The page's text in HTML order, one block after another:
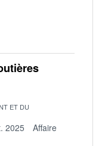
ET DU
2025
Affaire